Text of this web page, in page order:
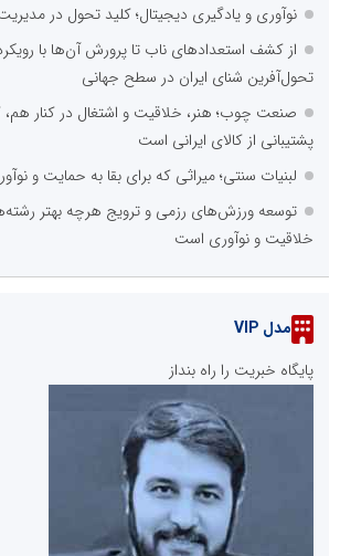
نوآوری و یادگیری دیجیتال؛ کلید تحول در
از کشف استعدادهای ناب تا پرورش آن‌ها با
تحول‌آفرین شنای ایران در سطح جهانی
صنعت چوب؛ هنر، خلاقیت و اشتغال در کنار هم،
پشتیبانی از کالای ایرانی است
لبنیات سنتی؛ میراثی که برای بقا به حمایت و
توسعه ورزش‌های رزمی و ترویج هرچه بهتر
خلاقیت و نوآوری است
مدل VIP
پایگاه خبریت را راه بنداز